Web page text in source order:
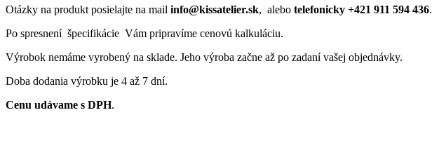
Otázky na produkt posielajte na mail info@kissatelier.sk, alebo telefonicky +421 911 594 436.
Po spresnení špecifikácie Vám pripravíme cenovú kalkuláciu.
Výrobok nemáme vyrobený na sklade. Jeho výroba začne až po zadaní vašej objednávky.
Doba dodania výrobku je 4 až 7 dní.
Cenu udávame s DPH.